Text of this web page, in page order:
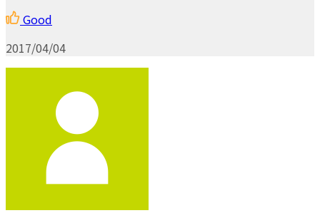
Good
2017/04/04